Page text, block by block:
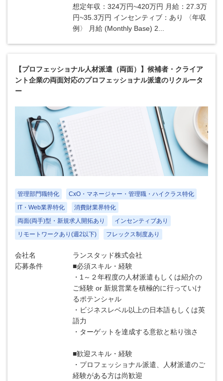
想定年収：324万円~420万円 月給：27.3万
円~35.3万円 インセンティブ：あり 〈年収
例〉 月給 (Monthly Base) 2...
【プロフェッショナル人材派遣（両面）】候補者・クライア
ント企業の両面対応のプロフェッショナル派遣のリクルータ
ー
管理部門職特化
CxO・マネージャー・管理職・ハイクラス特化
IT・Web業界特化
消費財業界特化
両面(両手)型・新規求人開拓あり
インセンティブあり
リモートワークあり(週2以下)
フレックス制度あり
会社名
ランスタッド株式会社
応募条件
■必須スキル・経験
・1～２年程度の人材派遣もしくは紹介の
ご経験 or 新規営業を積極的に行っていけ
るポテンシャル
・ビジネスレベル以上の日本語もしくは英
語力
・ターゲットを達成する意欲と粘り強さ
■歓迎スキル・経験
・プロフェッショナル派遣、人材派遣のご
経験がある方は尚歓迎